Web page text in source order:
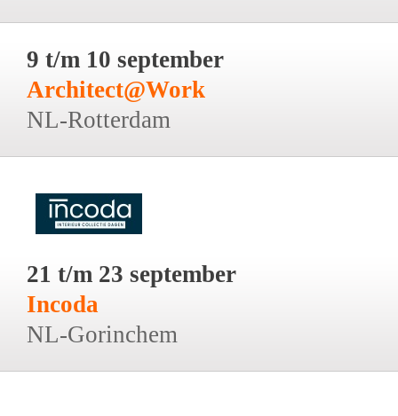
9 t/m 10 september
Architect@Work
NL-Rotterdam
21 t/m 23 september
Incoda
NL-Gorinchem